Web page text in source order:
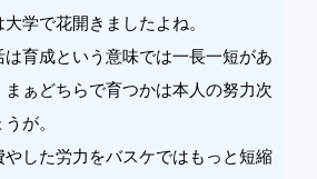
学で花開きましたよね。
は育成という意味では一長一短があ
まぁどちらで育つかは本人の努力次
が。
やした労力をバスケではもっと短縮